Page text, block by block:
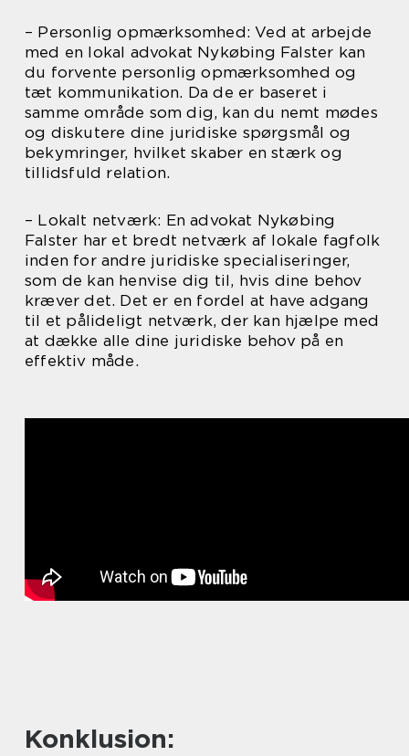
– Personlig opmærksomhed: Ved at arbejde
med en lokal advokat Nykøbing Falster kan
du forvente personlig opmærksomhed og
tæt kommunikation. Da de er baseret i
samme område som dig, kan du nemt mødes
og diskutere dine juridiske spørgsmål og
bekymringer, hvilket skaber en stærk og
tillidsfuld relation.
– Lokalt netværk: En advokat Nykøbing
Falster har et bredt netværk af lokale fagfolk
inden for andre juridiske specialiseringer,
som de kan henvise dig til, hvis dine behov
kræver det. Det er en fordel at have adgang
til et pålideligt netværk, der kan hjælpe med
at dække alle dine juridiske behov på en
effektiv måde.
Konklusion: